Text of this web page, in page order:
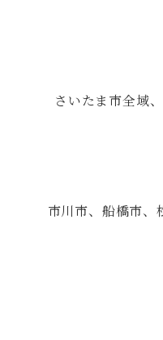
さいたま市全域
市川市、船橋市